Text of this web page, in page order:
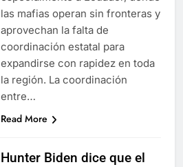
las mafias operan sin fronteras y
aprovechan la falta de
coordinación estatal para
expandirse con rapidez en toda
la región. La coordinación
entre…
Read More
Hunter Biden dice que el